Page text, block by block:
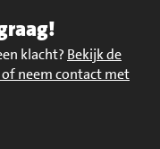
klacht? Bekijk de
neem contact met